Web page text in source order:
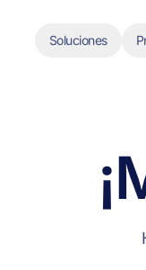
Soluciones